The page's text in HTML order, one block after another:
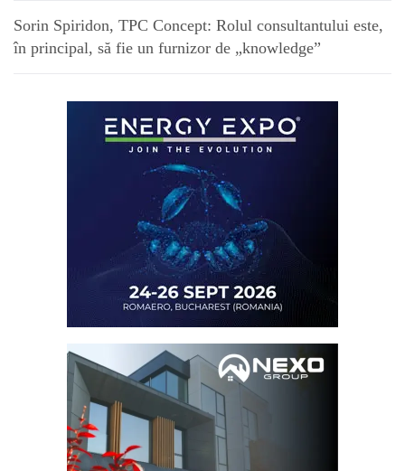
Sorin Spiridon, TPC Concept: Rolul consultantului este,
în principal, să fie un furnizor de „knowledge”